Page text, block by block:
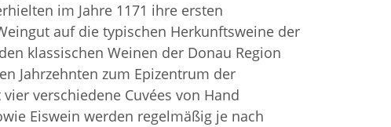
im Jahre 1171 ihre ersten
auf die typischen Herkunftsweine der
klassischen Weinen der Donau Region
Jahrzehnten zum Epizentrum der
verschiedene Cuvées von Hand
Eiswein werden regelmäßig je nach